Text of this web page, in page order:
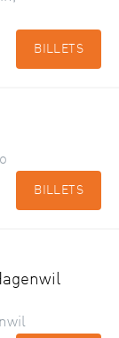
BILLETS
BILLETS